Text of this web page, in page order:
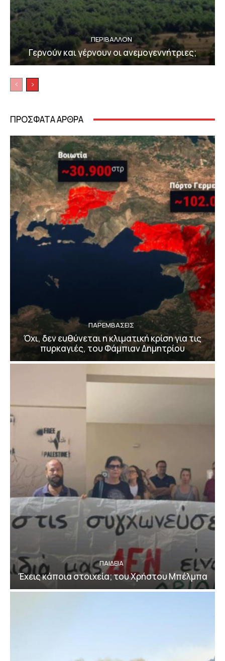
ΠΕΡΙΒΆΛΛΟΝ
Γερνούν και γέρνουν οι ανεμογεννήτριες;
ΠΡΟΣΦΑΤΑ ΑΡΘΡΑ
ΠΑΡΕΜΒΑΣΕΙΣ
Όχι, δεν ευθύνεται η κλιματική κρίση για τις
πυρκαγιές, του Φάμπιαν Δημητρίου
ΠΑΙΔΕΙΑ
Έχεις κάποια στοιχεία; του Χρήστου Μπέλμπα